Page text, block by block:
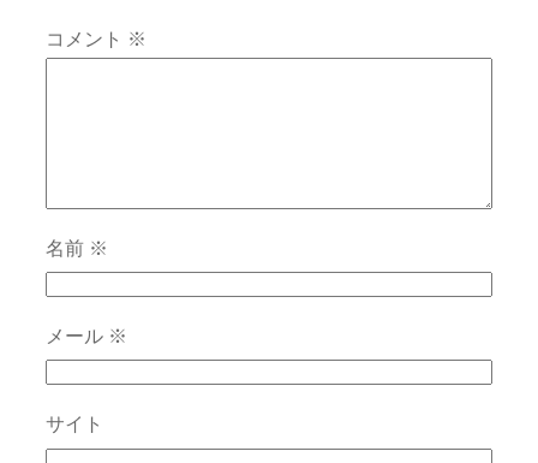
コメント ※
名前 ※
メール ※
サイト